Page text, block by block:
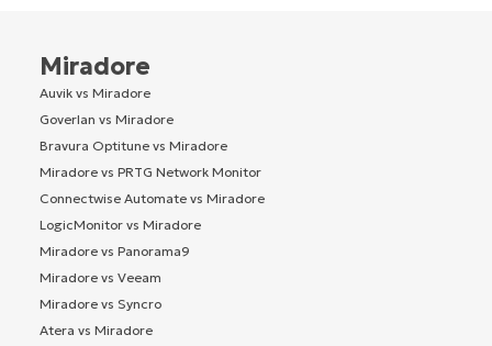
Miradore
Auvik vs Miradore
Goverlan vs Miradore
Bravura Optitune vs Miradore
Miradore vs PRTG Network Monitor
Connectwise Automate vs Miradore
LogicMonitor vs Miradore
Miradore vs Panorama9
Miradore vs Veeam
Miradore vs Syncro
Atera vs Miradore